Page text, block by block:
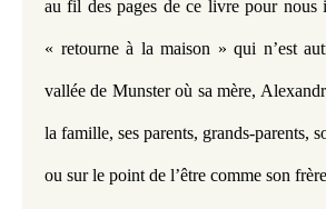
au fil des pages de ce livre pour nous
« retourne à la maison » qui n’est
vallée de Munster où sa mère,
la famille, ses parents, grands-parents,
ou sur le point de l’être comme son